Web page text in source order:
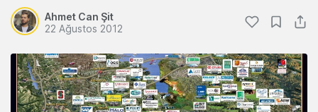
Ahmet Can Şit
22 Ağustos 2012